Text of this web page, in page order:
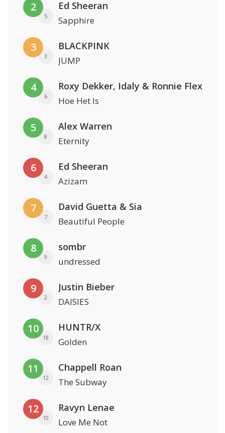
2
5
Ed Sheeran
Sapphire
3
3
BLACKPINK
JUMP
4
6
Roxy Dekker, Idaly & Ronnie Flex
Hoe Het Is
5
8
Alex Warren
Eternity
6
4
Ed Sheeran
Azizam
7
7
David Guetta & Sia
Beautiful People
8
9
sombr
undressed
9
2
Justin Bieber
DAISIES
10
18
HUNTR/X
Golden
11
12
Chappell Roan
The Subway
12
10
Ravyn Lenae
Love Me Not